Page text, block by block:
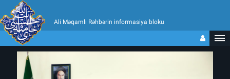
Ali Məqamlı Rəhbərin informasiya bloku